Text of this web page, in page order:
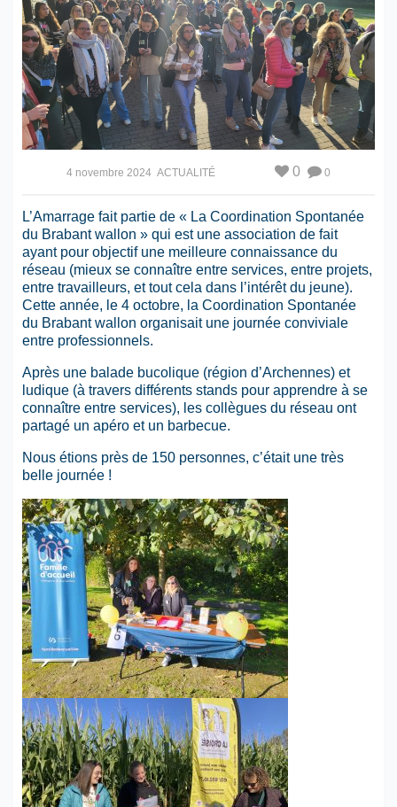
4 novembre 2024 ACTUALITÉ 0
0
L’Amarrage fait partie de « La Coordination Spontanée
du Brabant wallon » qui est une association de fait
ayant pour objectif une meilleure connaissance du
réseau (mieux se connaître entre services, entre projets,
entre travailleurs, et tout cela dans l’intérêt du jeune).
Cette année, le 4 octobre, la Coordination Spontanée
du Brabant wallon organisait une journée conviviale
entre professionnels.
Après une balade bucolique (région d’Archennes) et
ludique (à travers différents stands pour apprendre à se
connaître entre services), les collègues du réseau ont
partagé un apéro et un barbecue.
Nous étions près de 150 personnes, c’était une très
belle journée !